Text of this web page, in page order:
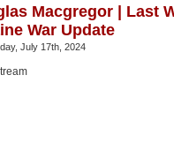
Macgregor | Last
War Update
July 17th, 2024